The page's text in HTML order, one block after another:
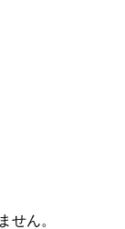
せん。